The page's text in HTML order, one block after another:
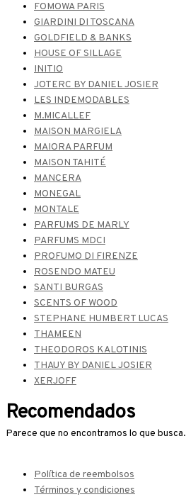
FOMOWA PARIS
GIARDINI DI TOSCANA
GOLDFIELD & BANKS
HOUSE OF SILLAGE
INITIO
JOTERC BY DANIEL JOSIER
LES INDEMODABLES
M.MICALLEF
MAISON MARGIELA
MAIORA PARFUM
MAISON TAHITÉ
MANCERA
MONEGAL
MONTALE
PARFUMS DE MARLY
PARFUMS MDCI
PROFUMO DI FIRENZE
ROSENDO MATEU
SANTI BURGAS
SCENTS OF WOOD
STEPHANE HUMBERT LUCAS
THAMEEN
THEODOROS KALOTINIS
THAUY BY DANIEL JOSIER
XERJOFF
Recomendados
Parece que no encontramos lo que busca.
Política de reembolsos
Términos y condiciones